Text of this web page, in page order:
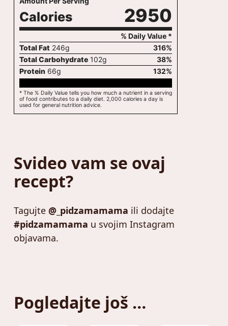
Calories 2950
% Daily Value *
Total Fat 246g 316%
Total Carbohydrate 102g 38%
Protein 66g 132%
* The % Daily Value tells you how much a nutrient in a serving
of food contributes to a daily diet. 2,000 calories a day is
used for general nutrition advice.
Svideo vam se ovaj
recept?
Tagujte @_pidzamamama ili dodajte
#pidzamamama u svojim Instagram
objavama.
Pogledajte još …